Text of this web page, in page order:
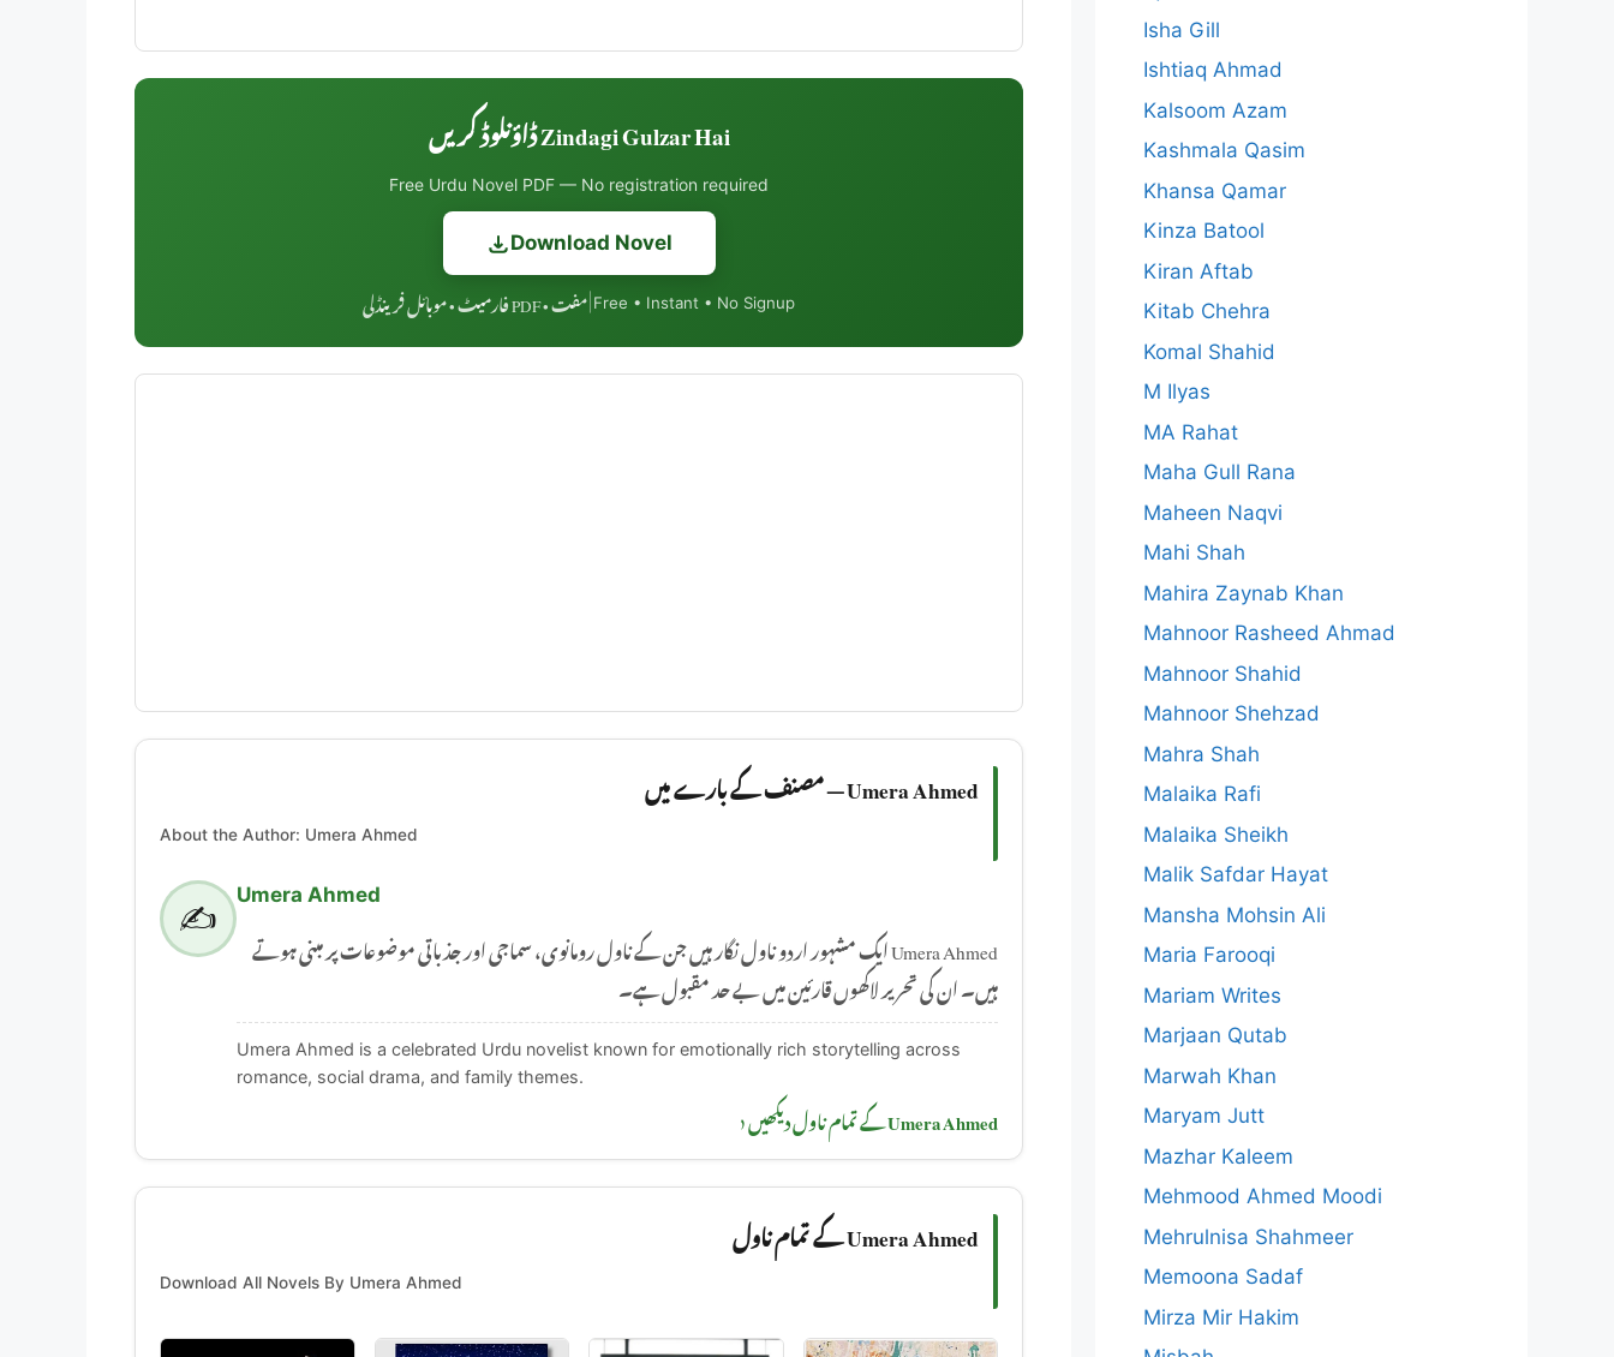
Zindagi Gulzar Hai ڈاؤنلوڈ کریں
Free Urdu Novel PDF — No registration required
Download Novel
مفت • PDF فارمیٹ • موبائل فرینڈلی Free • Instant • No Signup
Umera Ahmed — مصنف کے بارے میں
About the Author: Umera Ahmed
✍️
Umera Ahmed
Umera Ahmed ایک مشہور اردو ناول نگار ہیں جن کے ناول رومانوی، سماجی اور جذباتی موضوعات پر مبنی ہوتے
ہیں۔ ان کی تحریر لاکھوں قارئین میں بے حد مقبول ہے۔
Umera Ahmed is a celebrated Urdu novelist known for emotionally rich storytelling across
romance, social drama, and family themes.
Umera Ahmed کے تمام ناول دیکھیں ‹
Umera Ahmed کے تمام ناول
Download All Novels By Umera Ahmed
Isha Gill
Ishtiaq Ahmad
Kalsoom Azam
Kashmala Qasim
Khansa Qamar
Kinza Batool
Kiran Aftab
Kitab Chehra
Komal Shahid
M Ilyas
MA Rahat
Maha Gull Rana
Maheen Naqvi
Mahi Shah
Mahira Zaynab Khan
Mahnoor Rasheed Ahmad
Mahnoor Shahid
Mahnoor Shehzad
Mahra Shah
Malaika Rafi
Malaika Sheikh
Malik Safdar Hayat
Mansha Mohsin Ali
Maria Farooqi
Mariam Writes
Marjaan Qutab
Marwah Khan
Maryam Jutt
Mazhar Kaleem
Mehmood Ahmed Moodi
Mehrulnisa Shahmeer
Memoona Sadaf
Mirza Mir Hakim